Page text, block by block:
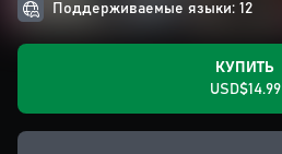
Поддерживаемые языки: 12
КУПИТЬ
USD$14.99